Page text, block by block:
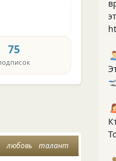
75
любовь талант